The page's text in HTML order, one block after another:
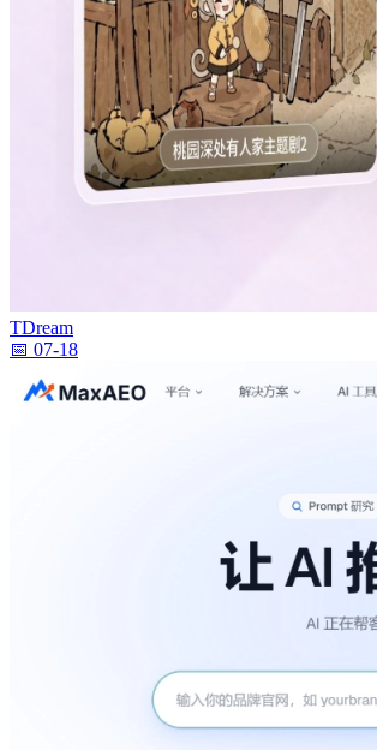
TDream
📅 07-18